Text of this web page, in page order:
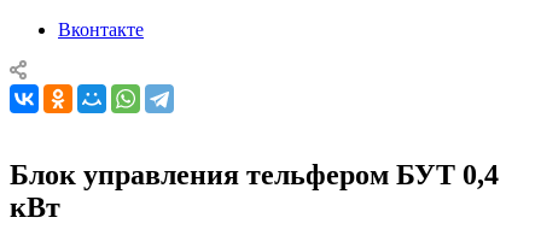
Вконтакте
Блок управления тельфером БУТ 0,4
кВт